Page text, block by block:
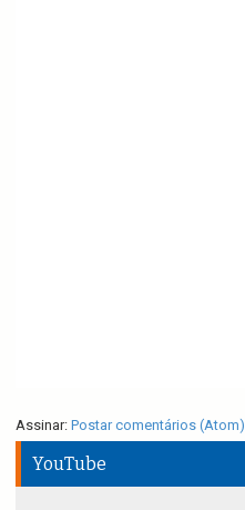
Assinar: Postar comentários (Atom)
YouTube